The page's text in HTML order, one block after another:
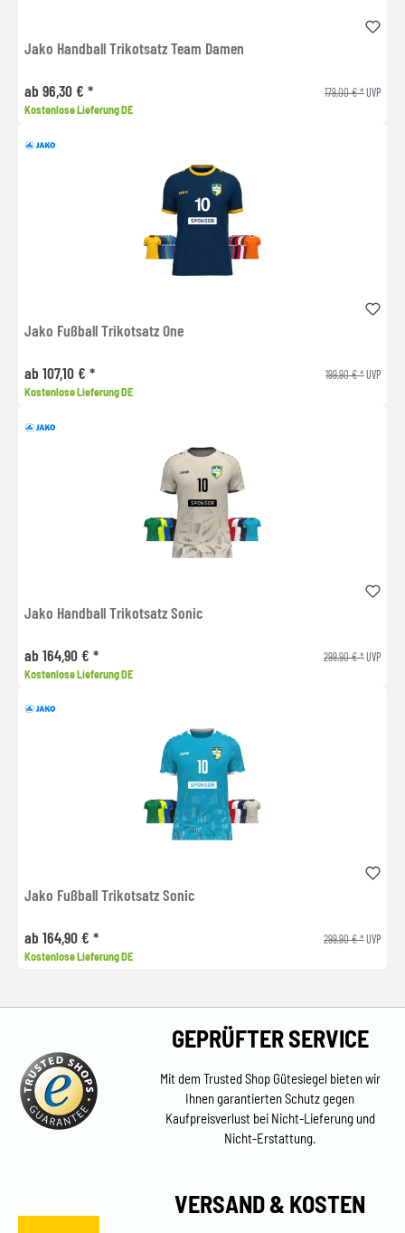
Jako Handball Trikotsatz Team Damen
ab 96,30 € * 179,00 € *UVP
Kostenlose Lieferung DE
Jako Fußball Trikotsatz One
ab 107,10 € * 199,90 € *UVP
Kostenlose Lieferung DE
Jako Handball Trikotsatz Sonic
ab 164,90 € * 299,90 € *UVP
Kostenlose Lieferung DE
Jako Fußball Trikotsatz Sonic
ab 164,90 € * 299,90 € *UVP
Kostenlose Lieferung DE
GEPRÜFTER SERVICE
Mit dem Trusted Shop Gütesiegel bieten wir
Ihnen garantierten Schutz gegen
Kaufpreisverlust bei Nicht-Lieferung und
Nicht-Erstattung.
VERSAND & KOSTEN